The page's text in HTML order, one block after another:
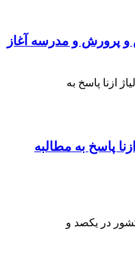
پرورش و مدرسه آغاز
پاسخ به مطالبه